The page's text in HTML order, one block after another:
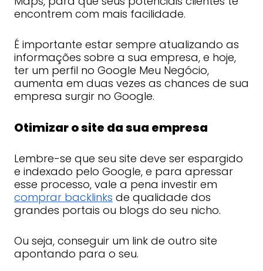
encontrem com mais facilidade.
É importante estar sempre atualizando as
informações sobre a sua empresa, e hoje,
ter um perfil no Google Meu Negócio,
aumenta em duas vezes as chances de sua
empresa surgir no Google.
Otimizar o site da sua empresa
Lembre-se que seu site deve ser espargido
e indexado pelo Google, e para apressar
esse processo, vale a pena investir em
comprar backlinks de qualidade dos
grandes portais ou blogs do seu nicho.
Ou seja, conseguir um link de outro site
apontando para o seu.